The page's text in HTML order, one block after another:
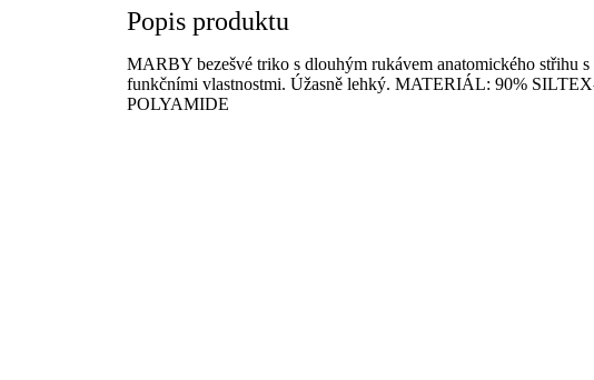
Popis produktu
MARBY bezešvé triko s dlouhým rukávem anatomického střihu
funkčními vlastnostmi. Úžasně lehký. MATERIÁL: 90%
POLYAMIDE